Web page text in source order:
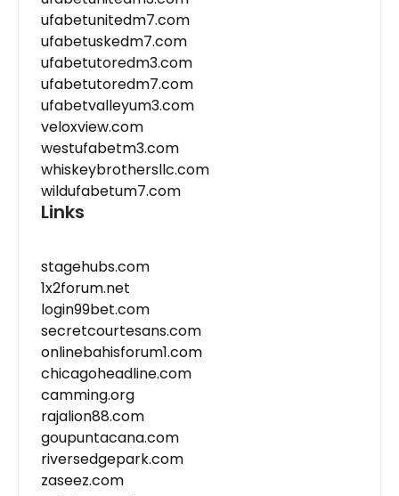
ufabetunitedm7.com
ufabetuskedm7.com
ufabetutoredm3.com
ufabetutoredm7.com
ufabetvalleyum3.com
veloxview.com
westufabetm3.com
whiskeybrothersllc.com
wildufabetum7.com
Links
stagehubs.com
1x2forum.net
login99bet.com
secretcourtesans.com
onlinebahisforum1.com
chicagoheadline.com
camming.org
rajalion88.com
goupuntacana.com
riversedgepark.com
zaseez.com